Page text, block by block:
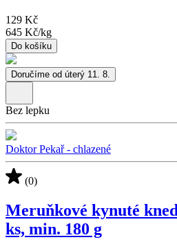
129 Kč
645 Kč/kg
Do košíku
Doručíme od úterý 11. 8.
Bez lepku
Doktor Pekař - chlazené
(0)
Meruňkové kynuté
ks, min. 180 g